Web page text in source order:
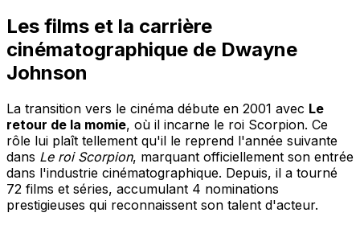
Les films et la carrière
cinématographique de Dwayne
Johnson
La transition vers le cinéma débute en 2001 avec Le
retour de la momie, où il incarne le roi Scorpion. Ce
rôle lui plaît tellement qu'il le reprend l'année suivante
dans Le roi Scorpion, marquant officiellement son entrée
dans l'industrie cinématographique. Depuis, il a tourné
72 films et séries, accumulant 4 nominations
prestigieuses qui reconnaissent son talent d'acteur.